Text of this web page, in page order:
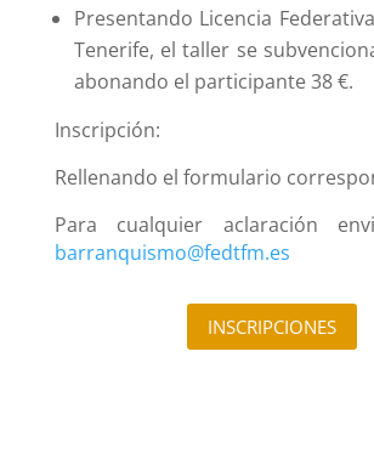
Presentando Licencia
Tenerife, el taller se
abonando el participante 38 €.
Inscripción:
Rellenando el formulario
Para cualquier aclaración
barranquismo@fedtfm.es
INSCRIPCIONES